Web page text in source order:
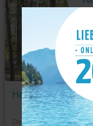
HausMeise
Das hausmeise in